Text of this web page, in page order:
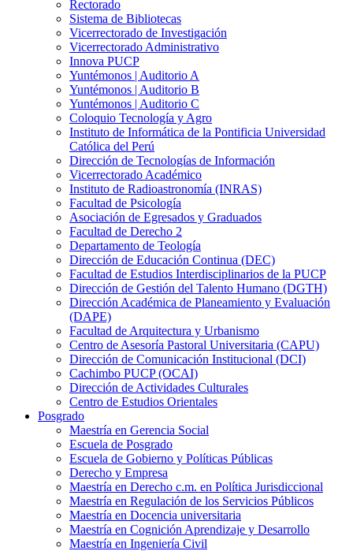
Rectorado
Sistema de Bibliotecas
Vicerrectorado de Investigación
Vicerrectorado Administrativo
Innova PUCP
Yuntémonos | Auditorio A
Yuntémonos | Auditorio B
Yuntémonos | Auditorio C
Coloquio Tecnología y Agro
Instituto de Informática de la Pontificia Universidad
Católica del Perú
Dirección de Tecnologías de Información
Vicerrectorado Académico
Instituto de Radioastronomía (INRAS)
Facultad de Psicología
Asociación de Egresados y Graduados
Facultad de Derecho 2
Departamento de Teología
Dirección de Educación Continua (DEC)
Facultad de Estudios Interdisciplinarios de la PUCP
Dirección de Gestión del Talento Humano (DGTH)
Dirección Académica de Planeamiento y Evaluación
(DAPE)
Facultad de Arquitectura y Urbanismo
Centro de Asesoría Pastoral Universitaria (CAPU)
Dirección de Comunicación Institucional (DCI)
Cachimbo PUCP (OCAI)
Dirección de Actividades Culturales
Centro de Estudios Orientales
Posgrado
Maestría en Gerencia Social
Escuela de Posgrado
Escuela de Gobierno y Políticas Públicas
Derecho y Empresa
Maestría en Derecho c.m. en Política Jurisdiccional
Maestría en Regulación de los Servicios Públicos
Maestría en Docencia universitaria
Maestría en Cognición Aprendizaje y Desarrollo
Maestría en Ingeniería Civil